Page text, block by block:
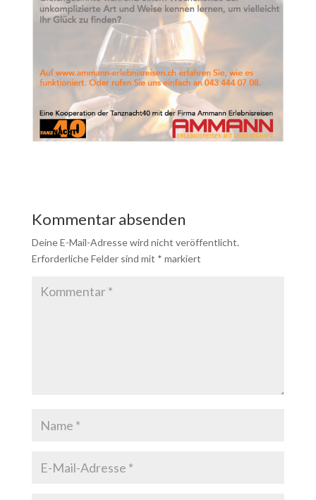
Kommentar absenden
Deine E-Mail-Adresse wird nicht veröffentlicht.
Erforderliche Felder sind mit * markiert